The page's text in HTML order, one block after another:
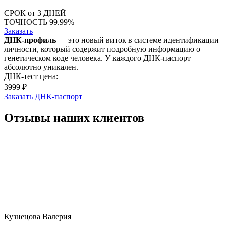
СРОК от 3 ДНЕЙ
ТОЧНОСТЬ 99.99%
Заказать
ДНК-профиль — это новый виток в системе идентификации
личности, который содержит подробную информацию о
генетическом коде человека. У каждого ДНК-паспорт
абсолютно уникален.
ДНК-тест цена:
3999 ₽
Заказать ДНК-паспорт
Отзывы наших клиентов
Кузнецова Валерия